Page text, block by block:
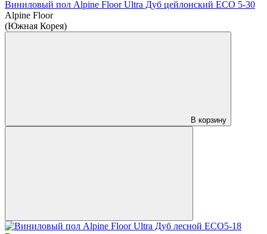
Виниловый пол Alpine Floor Ultra Дуб цейлонский ЕСО 5-30
Alpine Floor
(Южная Корея)
В корзину